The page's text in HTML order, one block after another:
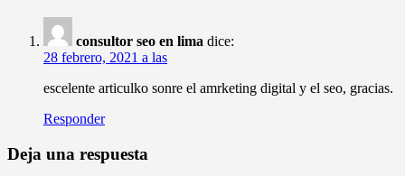
consultor seo en lima dice:
28 febrero, 2021 a las
escelente articulko sonre el amrketing digital y el seo, gracias.
Responder
Deja una respuesta